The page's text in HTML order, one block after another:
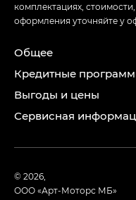
комплектациях,
оформления уточняйте у
Общее
Кредитные
Выгоды и цены
Сервисная
© 2026,
ООО «Арт-Моторс МБ»